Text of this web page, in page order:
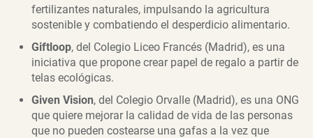
fertilizantes naturales, impulsando la agricultura
sostenible y combatiendo el desperdicio alimentario.
Giftloop, del Colegio Liceo Francés (Madrid), es una
iniciativa que propone crear papel de regalo a partir de
telas ecológicas.
Given Vision, del Colegio Orvalle (Madrid), es una ONG
que quiere mejorar la calidad de vida de las personas
que no pueden costearse una gafas a la vez que